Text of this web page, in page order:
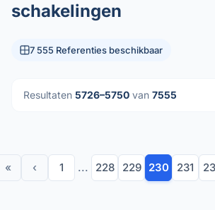
schakelingen
7 555 Referenties beschikbaar
Resultaten 5726–5750 van 7555
« ‹ 1 ... 228 229 230 231